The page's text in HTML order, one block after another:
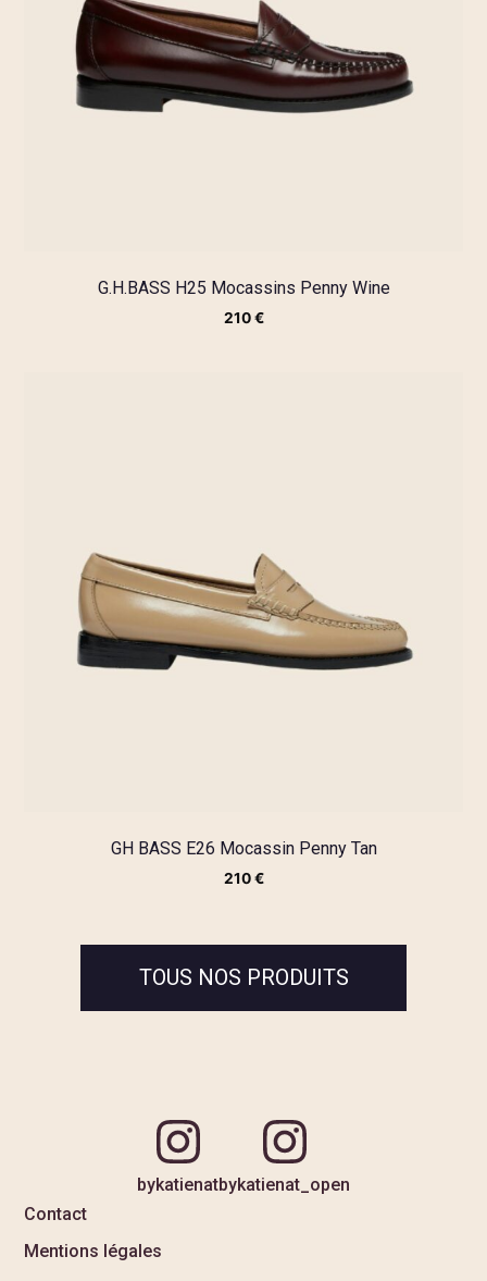
G.H.BASS H25 Mocassins Penny Wine
210€
GH BASS E26 Mocassin Penny Tan
210€
TOUS NOS PRODUITS
bykatienatbykatienat_open
Contact
Mentions légales